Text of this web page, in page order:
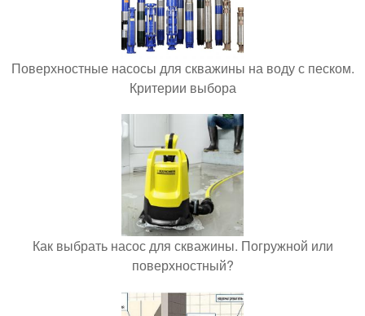
Поверхностные насосы для скважины на воду с песком.
Критерии выбора
Как выбрать насос для скважины. Погружной или
поверхностный?